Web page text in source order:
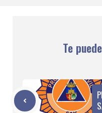
Te